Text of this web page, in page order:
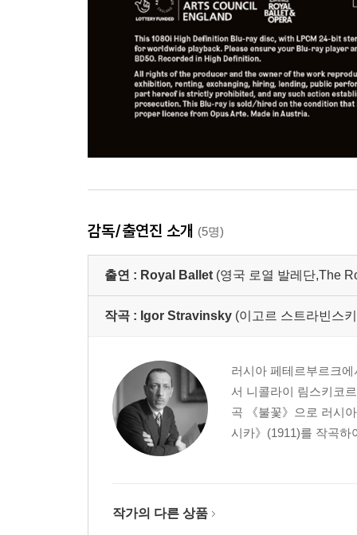
감독/출연진 소개 (5명)
출연 : Royal Ballet (영국 로열 발레단,The
작곡 : Igor Stravinsky (이고르 스트라빈스
러시아 페테르부르크
서 니콜라이 림스키코
곡 《불꽃》으로 러시
시카》(1911)를 작곡하
작가의 다른 상품